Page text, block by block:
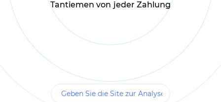
Tantiemen von jeder Zahlung